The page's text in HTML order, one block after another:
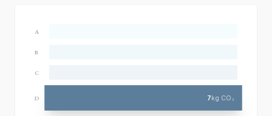
A
B
C
D 7kg CO₂